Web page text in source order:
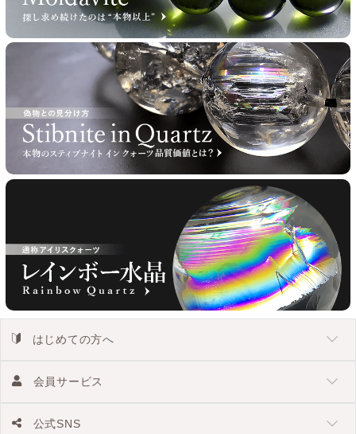
はじめての方へ
会員サービス
公式SNS